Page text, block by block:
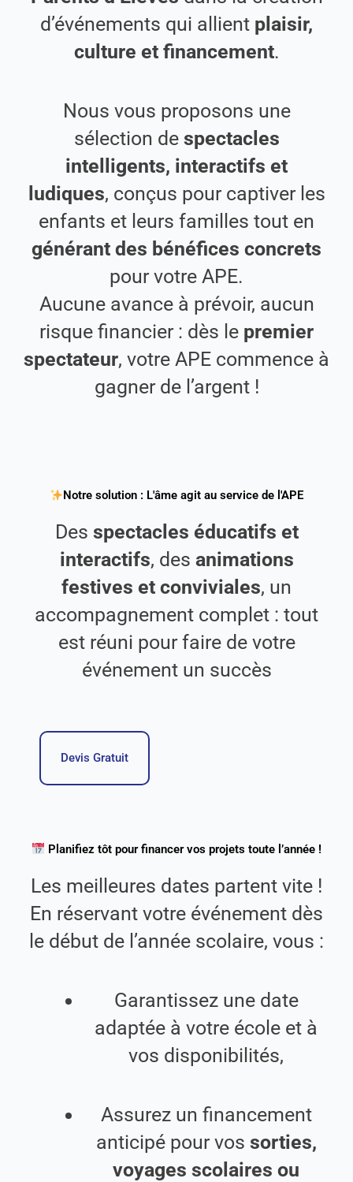
d’événements qui allient plaisir,
culture et financement.
Nous vous proposons une
sélection de spectacles
intelligents, interactifs et
ludiques, conçus pour captiver les
enfants et leurs familles tout en
générant des bénéfices concrets
pour votre APE.
Aucune avance à prévoir, aucun
risque financier : dès le premier
spectateur, votre APE commence à
gagner de l’argent !
Notre solution : L'âme agit au service de l'APE
Des spectacles éducatifs et
interactifs, des animations
festives et conviviales, un
accompagnement complet : tout
est réuni pour faire de votre
événement un succès
Devis Gratuit
Planifiez tôt pour financer vos projets toute l’année !
Les meilleures dates partent vite !
En réservant votre événement dès
le début de l’année scolaire, vous :
Garantissez une date
adaptée à votre école et à
vos disponibilités,
Assurez un financement
anticipé pour vos sorties,
voyages scolaires ou